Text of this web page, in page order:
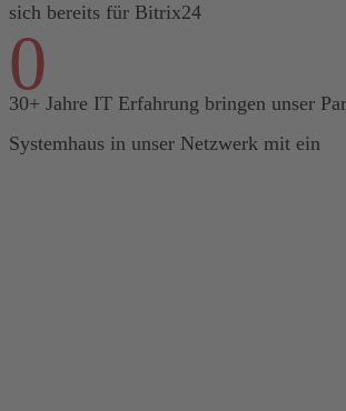
sich bereits für Bitrix24
0
30+ Jahre IT Erfahrung bringen unser
Systemhaus in unser Netzwerk mit ein